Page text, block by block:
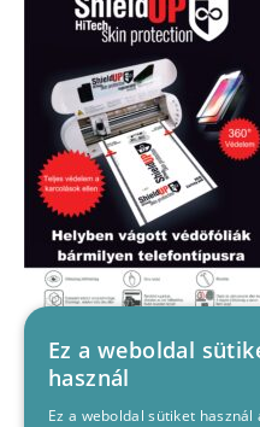
Ez a weboldal
használ
Ez a weboldal sütiket használ